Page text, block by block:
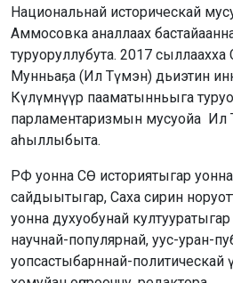
Национальнай историческай
Аммосовка аналлаах
туруоруллубута. 2017
Мунньаҕа (Ил Түмэн) дьиэтин
Күлүмнүүр пааматынньыга
парламентаризмын мусуойа Ил
аһыллыбыта.
РФ уонна СӨ историятыгар
сайдыытыгар, Саха сирин
уонна духуобунай
научнай-популярнай, уус-уран-
уопсастыбарннай-политическай